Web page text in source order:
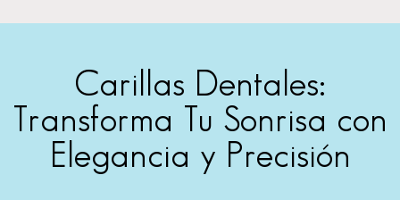
Carillas Dentales:
Transforma Tu Sonrisa con
Elegancia y Precisión